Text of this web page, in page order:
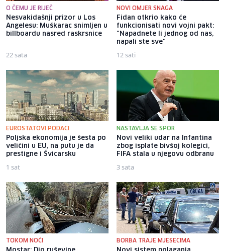
O ČEMU JE RIJEČ
Nesvakidašnji prizor u Los
Angelesu: Muškarac snimljen u
billboardu nasred raskrsnice
22 sata
NOVI OMJER SNAGA
Fidan otkrio kako će
funkcionisati novi vojni pakt:
"Napadnete li jednog od nas,
napali ste sve"
12 sati
EUROSTATOVI PODACI
Poljska ekonomija je šesta po
veličini u EU, na putu je da
prestigne i Švicarsku
1 sat
NASTAVLJA SE SPOR
Novi veliki udar na Infantina
zbog isplate bivšoj kolegici,
FIFA stala u njegovu odbranu
3 sata
TOKOM NOĆI BORBA TRAJE MJESECIMA